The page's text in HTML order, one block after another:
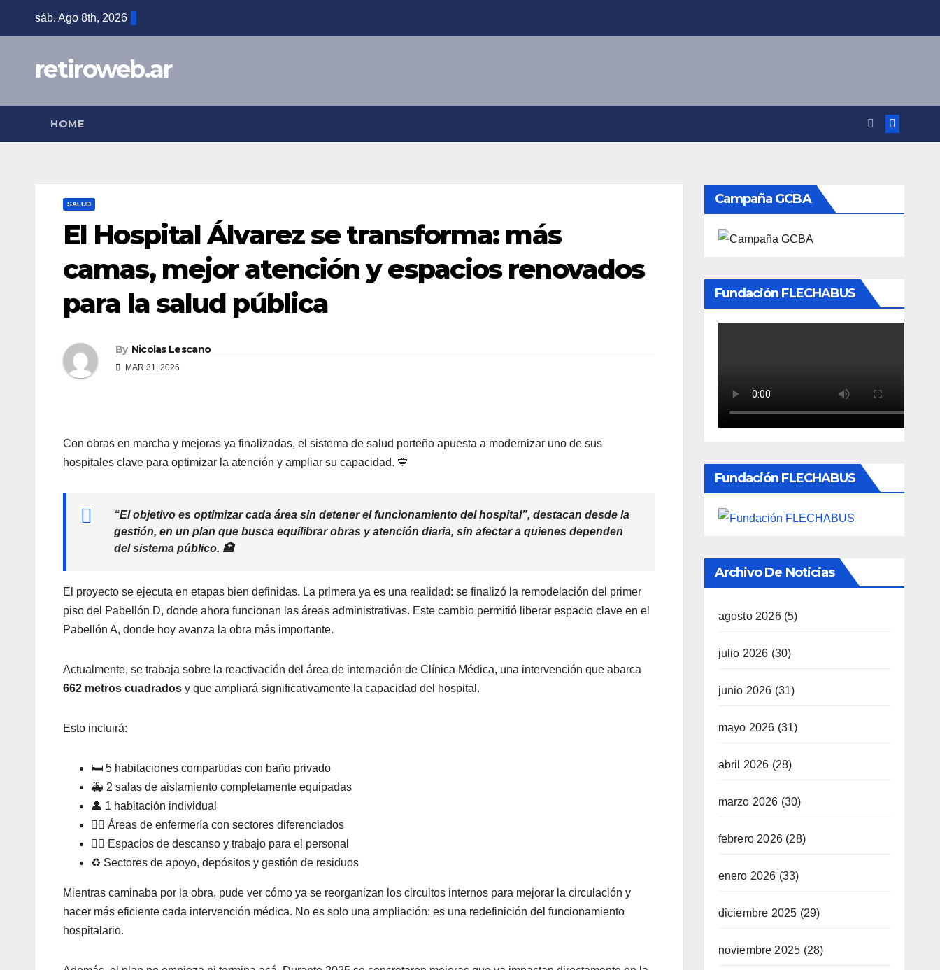
sáb. Ago 8th, 2026
retiroweb.ar
HOME
SALUD
El Hospital Álvarez se transforma: más
camas, mejor atención y espacios renovados
para la salud pública
By Nicolas Lescano
MAR 31, 2026
Con obras en marcha y mejoras ya finalizadas, el sistema de salud porteño apuesta a modernizar uno de sus
hospitales clave para optimizar la atención y ampliar su capacidad. 💙
“El objetivo es optimizar cada área sin detener el funcionamiento del hospital”, destacan desde la
gestión, en un plan que busca equilibrar obras y atención diaria, sin afectar a quienes dependen
del sistema público. 🏥
El proyecto se ejecuta en etapas bien definidas. La primera ya es una realidad: se finalizó la remodelación del primer
piso del Pabellón D, donde ahora funcionan las áreas administrativas. Este cambio permitió liberar espacio clave en el
Pabellón A, donde hoy avanza la obra más importante.
Actualmente, se trabaja sobre la reactivación del área de internación de Clínica Médica, una intervención que abarca
662 metros cuadrados y que ampliará significativamente la capacidad del hospital.
Esto incluirá:
🛏️ 5 habitaciones compartidas con baño privado
🚑 2 salas de aislamiento completamente equipadas
👤 1 habitación individual
👩‍⚕️ Áreas de enfermería con sectores diferenciados
🧑‍⚕️ Espacios de descanso y trabajo para el personal
♻️ Sectores de apoyo, depósitos y gestión de residuos
Mientras caminaba por la obra, pude ver cómo ya se reorganizan los circuitos internos para mejorar la circulación y
hacer más eficiente cada intervención médica. No es solo una ampliación: es una redefinición del funcionamiento
hospitalario.
Campaña GCBA
Fundación FLECHABUS
Fundación FLECHABUS
Archivo De Noticias
agosto 2026(5)
julio 2026 (30)
junio 2026 (31)
mayo 2026 (31)
abril 2026 (28)
marzo 2026 (30)
febrero 2026(28)
enero 2026 (33)
diciembre 2025 (29)
noviembre 2025 (28)